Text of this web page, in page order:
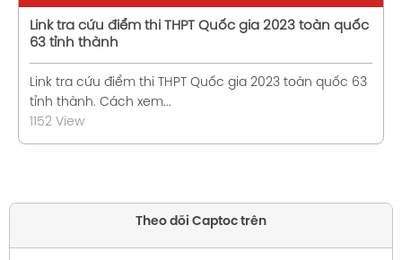
Link tra cứu điểm thi THPT Quốc gia 2023 toàn quốc
63 tỉnh thành
Link tra cứu điểm thi THPT Quốc gia 2023 toàn quốc 63
tỉnh thành. Cách xem...
1152 View
Theo dõi Captoc trên